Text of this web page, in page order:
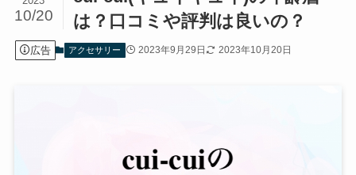
は？口コミや評判は良いの？
10/20
広告 アクセサリー 2023年9月29日 2023年10月20日